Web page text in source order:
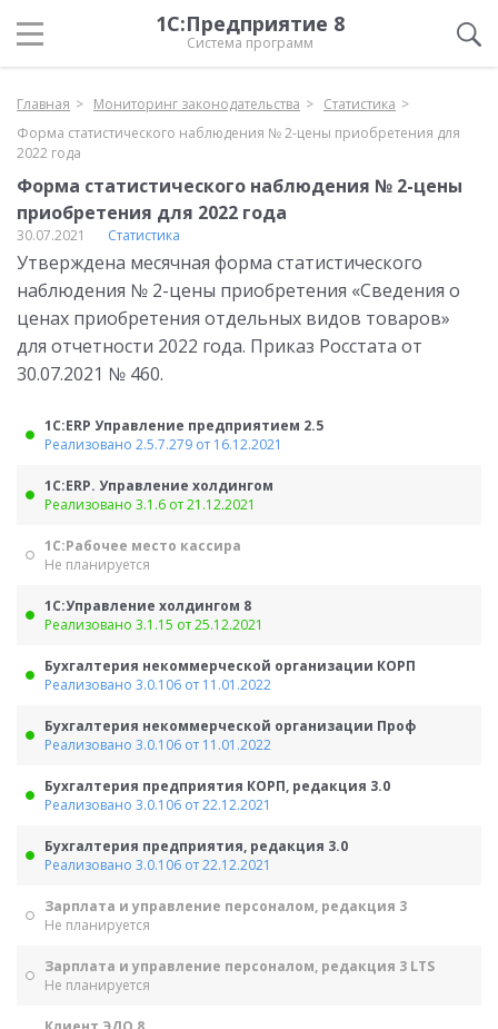
1С:Предприятие 8
Система программ
Главная Мониторинг законодательства
Статистика
Форма статистического наблюдения № 2-цены приобретения для
2022 года
Форма статистического наблюдения № 2-цены
приобретения для 2022 года
30.07.2021 Статистика
Утверждена месячная форма статистического
наблюдения № 2-цены приобретения «Сведения о
ценах приобретения отдельных видов товаров»
для отчетности 2022 года. Приказ Росстата от
30.07.2021 № 460.
1С:ERP Управление предприятием 2.5
Реализовано 2.5.7.279 от 16.12.2021
1С:ERP. Управление холдингом
Реализовано 3.1.6 от 21.12.2021
1С:Рабочее место кассира
Не планируется
1С:Управление холдингом 8
Реализовано 3.1.15 от 25.12.2021
Бухгалтерия некоммерческой организации КОРП
Реализовано 3.0.106 от 11.01.2022
Бухгалтерия некоммерческой организации Проф
Реализовано 3.0.106 от 11.01.2022
Бухгалтерия предприятия КОРП, редакция 3.0
Реализовано 3.0.106 от 22.12.2021
Бухгалтерия предприятия, редакция 3.0
Реализовано 3.0.106 от 22.12.2021
Зарплата и управление персоналом, редакция 3
Не планируется
Зарплата и управление персоналом, редакция 3 LTS
Не планируется